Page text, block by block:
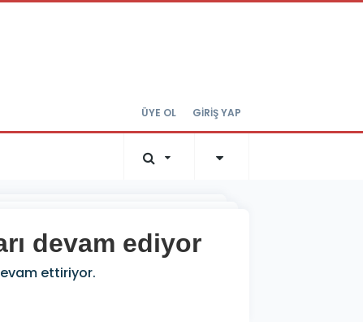
ÜYE OL GİRİŞ YAP
devam ediyor
ettiriyor.